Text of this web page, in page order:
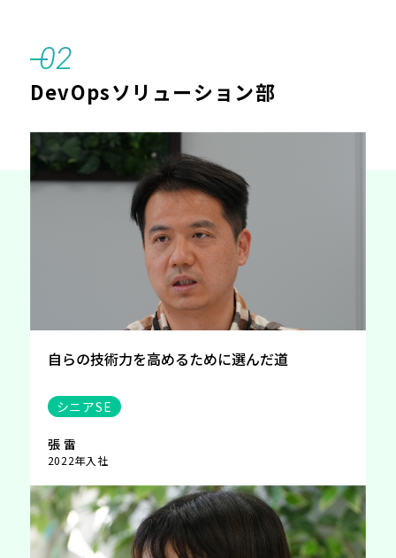
02
DevOpsソリューション部
自らの技術力を高めるために選んだ道
シニアSE
張 雷
2022年入社